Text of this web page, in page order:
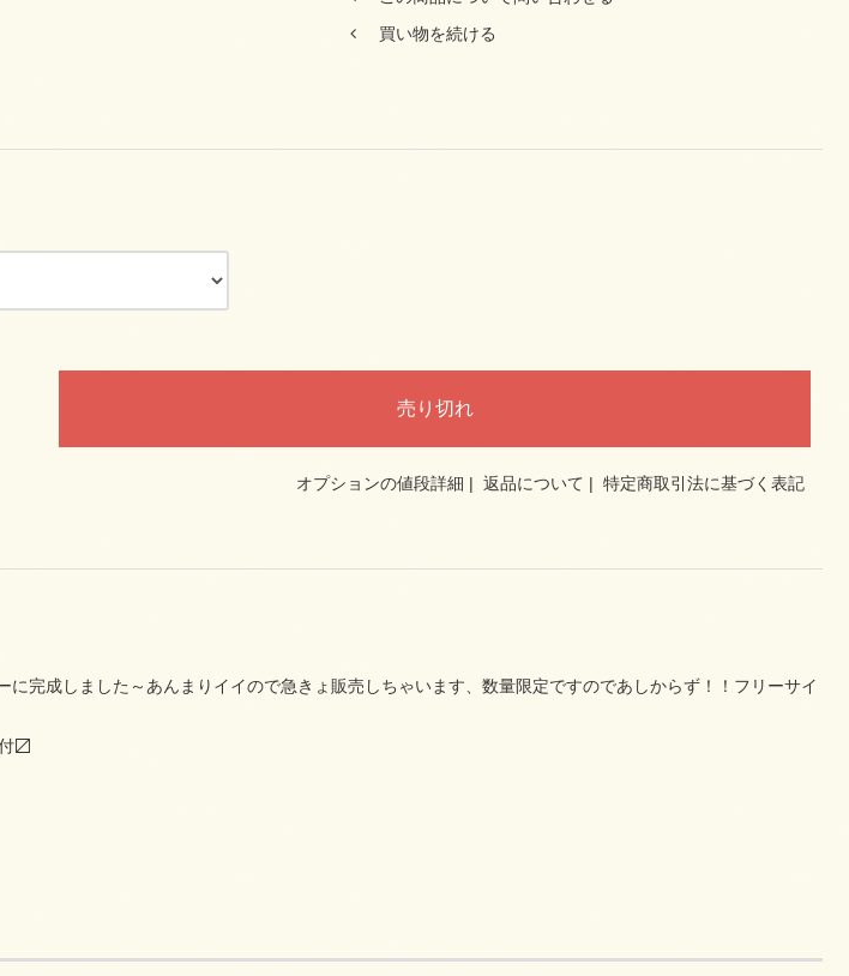
買い物を続ける
オプションの値段詳細 | 返品について | 特定商取引法に基づく表記
完成しました～あんまりイイので急きょ販売しちゃいます、数量限定ですのであしからず！！フリーサイ
〼